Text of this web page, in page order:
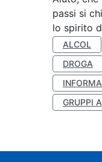
passi si
lo spirito
ALCOL
DROGA
GRUPPI